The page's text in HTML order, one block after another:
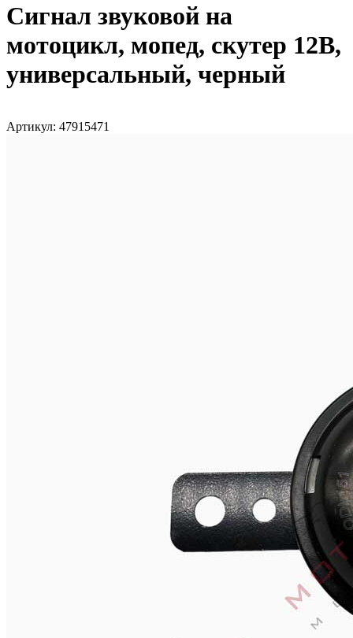
Сигнал звуковой на
мотоцикл, мопед, скутер 12В,
универсальный, черный
Артикул: 47915471